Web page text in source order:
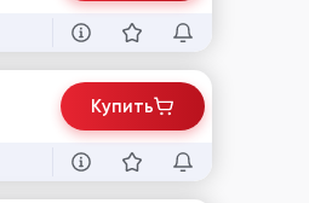
Купить